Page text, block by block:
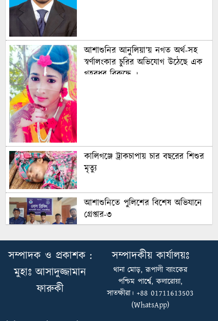
আশাশুনির আনুলিয়া’য় নগত অর্থ-সহ
স্বর্ণালংকার চুরির অভিযোগ উঠেছে এক
গৃহবধূর বিরুদ্ধে ।
কালিগঞ্জে ট্রাকচাপায় চার বছরের শিশুর
মৃত্যু
আশাশুনিতে পুলিশের বিশেষ অভিযানে
গ্রেপ্তার-৩
আশাশুনিতে পুলিশের বিশেষ অভিযানে
গ্রেপ্তার-৩
উৎপাদন বাড়াতে না পারলে দেশের
উন্নয়ন সম্ভব নয়: এমপি রবিউল বাশার
সম্পাদক ও প্রকাশক :
মুহাঃ আসাদুজ্জামান
ফারুকী
সম্পাদকীয় কার্যালয়ঃ
থানা মোড়, রূপালী ব্যাংকের
পশ্চিম পার্শ্বে, কলারোয়া,
সাতক্ষীরা। +88 01711613503
(WhatsApp)